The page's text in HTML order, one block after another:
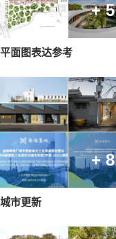
+ 5
平面图表达参考
+ 8
城市更新